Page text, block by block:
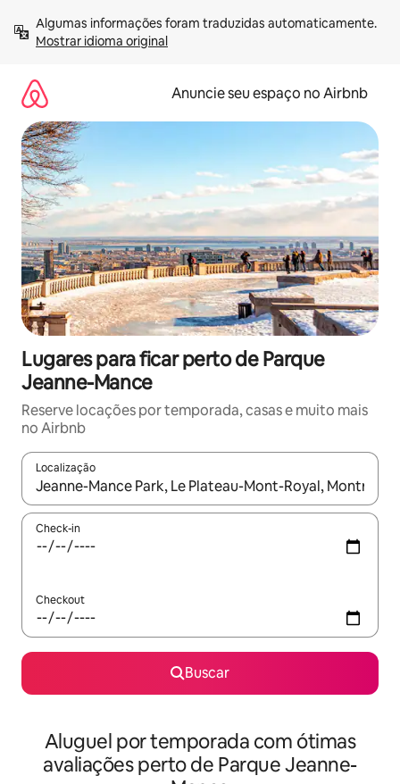
para
Mostrar idioma original
Anuncie seu espaço no Airbnb
Lugares para ficar perto de Parque
Jeanne-Mance
Reserve locações por temporada, casas e muito mais
no Airbnb
Localização
Quando os resultados estiverem disponíveis, explore-os
Check-in
Checkout
Buscar
Aluguel por temporada com ótimas
avaliações perto de Parque Jeanne-